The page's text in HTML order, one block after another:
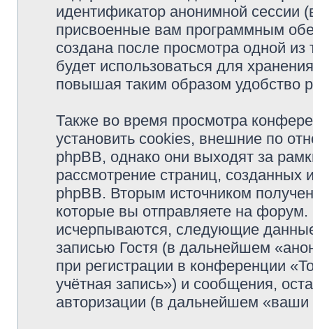
идентификатор анонимной сессии
присвоенные вам программным
создана после просмотра одной
будет использоваться для
повышая таким образом удобство
Также во время просмотра
установить cookies, внешние по
phpBB, однако они выходят за
рассмотрение страниц,
phpBB. Вторым источником
которые вы отправляете на
исчерпываются, следующие
записью Гостя (в дальнейшем
при регистрации в конференции
учётная запись») и сообщения,
авторизации (в дальнейшем